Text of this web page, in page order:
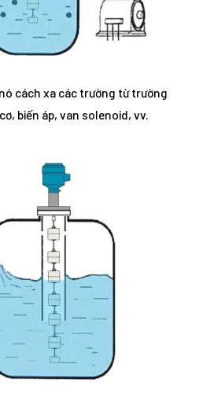
cách xa các trường từ trường
biến áp, van solenoid, vv.